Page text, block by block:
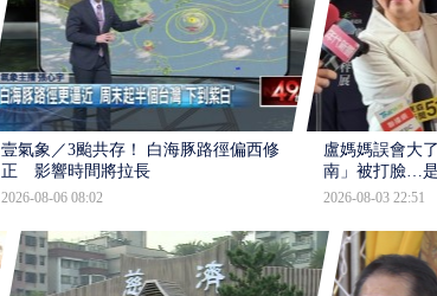
壹氣象／3颱共存！ 白海豚路徑偏西修
正 影響時間將拉長
2026-08-06 08:02
盧媽媽誤會大
南」被打臉…
2026-08-03 22:51